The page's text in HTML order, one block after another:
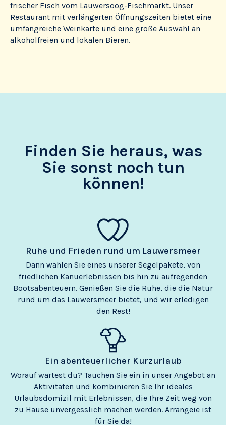
frischer Fisch vom Lauwersoog-Fischmarkt. Unser
Restaurant mit verlängerten Öffnungszeiten bietet eine
umfangreiche Weinkarte und eine große Auswahl an
alkoholfreien und lokalen Bieren.
Finden Sie heraus, was
Sie sonst noch tun
können!
Ruhe und Frieden rund um Lauwersmeer
Dann wählen Sie eines unserer Segelpakete, von
friedlichen Kanuerlebnissen bis hin zu aufregenden
Bootsabenteuern. Genießen Sie die Ruhe, die die Natur
rund um das Lauwersmeer bietet, und wir erledigen
den Rest!
Ein abenteuerlicher Kurzurlaub
Worauf wartest du? Tauchen Sie ein in unser Angebot an
Aktivitäten und kombinieren Sie Ihr ideales
Urlaubsdomizil mit Erlebnissen, die Ihre Zeit weg von
zu Hause unvergesslich machen werden. Arrangeie ist
für Sie da!